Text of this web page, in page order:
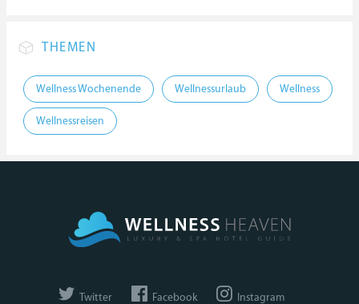
THEMEN
Wellness Wochenende Wellnessurlaub Wellness
Wellnessreisen
Twitter Facebook Instagram